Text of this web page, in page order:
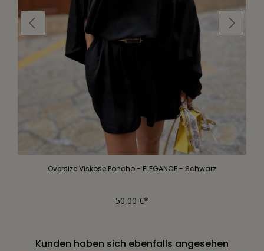
Oversize Viskose Poncho - ELEGANCE - Schwarz
50,00 €*
Kunden haben sich ebenfalls angesehen